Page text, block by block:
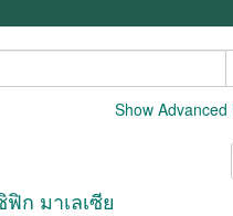
Show Advanced
ก มาเลเซีย